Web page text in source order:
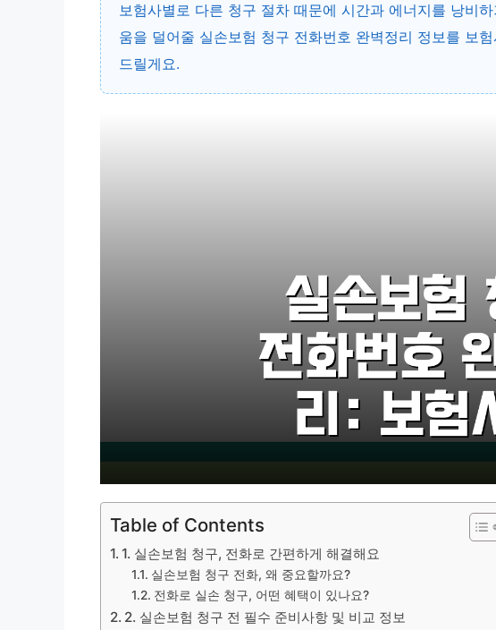
보험사별로 다른 청구 절차 때문에 시간과 에너지를 낭비
움을 덜어줄 실손보험 청구 전화번호 완벽정리 정보를 보
드릴게요.
Table of Contents
1. 실손보험 청구, 전화로 간편하게 해결해요
실손보험 청구 전화, 왜 중요할까요?
전화로 실손 청구, 어떤 혜택이 있나요?
2. 실손보험 청구 전 필수 준비사항 및 비교 정보